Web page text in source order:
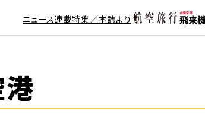
ニュース連載特集／本誌より
港